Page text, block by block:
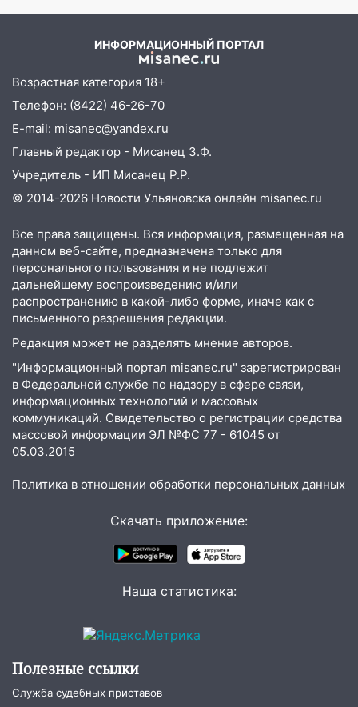
10:30 От мотофристайла до прогулки с
хаски: куда сходить в Ульяновской
области 8–9 августа
10:11 Директора ульяновской
«Нефтяной топливной компании» будут
судить за неуплату 48,4 млн рублей
налогов
09:28
Дети на дорогах: пострадали
велосипедисты, мотоциклисты и
пешеходы. Обзор крупных аварий в
08:30 Поджог со свечой, 16 сгоревших
домов и выстрел за водку
07:50 Какая погоды будет днем 8
августа
06:45
Императорский мост в
Ульяновске останется закрытым до
утра 10 августа
05:18 Судьба готовит сюрприз: гороскоп
на 8 августа — кому повезет с
деньгами, а кого ждет неожиданная
встреча
04:47
В Ульяновской области объявили
07.08.2026
Ульяновские аграрии смогут
состоялось торжественное
празднованию Дня сотрудника органов
следствия Российской Федерации
ИНФОРМАЦИОННЫЙ ПОРТАЛ
Возрастная категория 18+
Телефон: (8422) 46-26-70
E-mail: misanec@yandex.ru
Главный редактор - Мисанец З.Ф.
Учредитель - ИП Мисанец Р.Р.
© 2014-2026 Новости Ульяновска онлайн misanec.ru
Все права защищены. Вся информация, размещенная на
данном веб-сайте, предназначена только для
персонального пользования и не подлежит
дальнейшему воспроизведению и/или
распространению в какой-либо форме, иначе как с
письменного разрешения редакции.
Редакция может не разделять мнение авторов.
"Информационный портал misanec.ru" зарегистрирован
в Федеральной службе по надзору в сфере связи,
информационных технологий и массовых
коммуникаций. Свидетельство о регистрации средства
массовой информации ЭЛ №ФС 77 - 61045 от
05.03.2015
Политика в отношении обработки персональных данных
Скачать приложение:
Наша статистика:
Полезные ссылки
Служба судебных приставов